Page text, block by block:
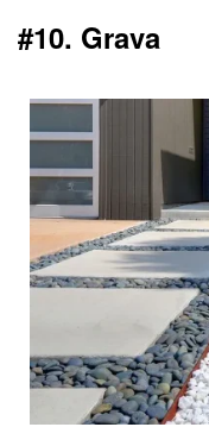
#10. Grava